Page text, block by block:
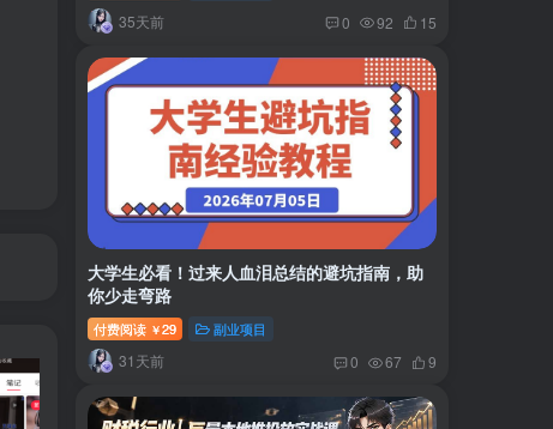
35天前 0 92 15
大学生必看！过来人血泪总结的避坑指南，助
你少走弯路
付费阅读 ￥29 副业项目
31天前 0 67 9